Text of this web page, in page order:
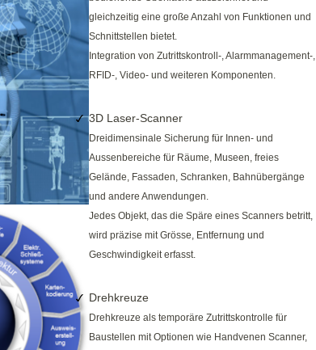
gleichzeitig eine große Anzahl von Funktionen und
Schnittstellen bietet.
Integration von Zutrittskontroll-, Alarmmanagement-,
RFID-, Video- und weiteren Komponenten.
3D Laser-Scanner
Dreidimensinale Sicherung für Innen- und
Aussenbereiche für Räume, Museen, freies
Gelände, Fassaden, Schranken, Bahnübergänge
und andere Anwendungen.
Jedes Objekt, das die Späre eines Scanners betritt,
wird präzise mit Grösse, Entfernung und
Geschwindigkeit erfasst.
Drehkreuze
Drehkreuze als temporäre Zutrittskontrolle für
Baustellen mit Optionen wie Handvenen Scanner,